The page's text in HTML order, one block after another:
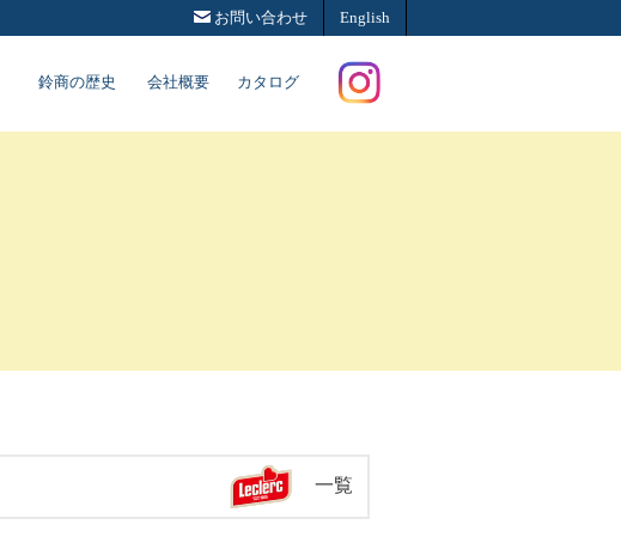
お問い合わせ English
鈴商の歴史 会社概要 カタログ Instagram
一覧